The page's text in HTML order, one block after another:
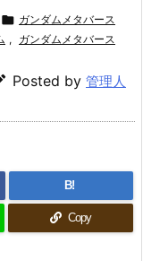
 ガンダムメタバース
, ガンダムメタバース
Posted by 管理人
B!
Copy